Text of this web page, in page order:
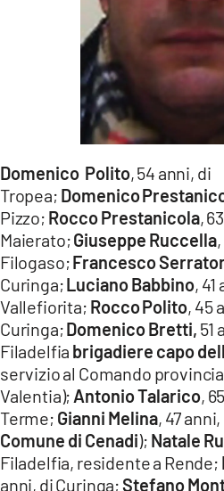
Domenico Polito, 54 anni, di
Tropea; Domenico
Pizzo; RoccoPrestanicola,
Maierato;Giuseppe Ruccella
Filogaso;Francesco
Curinga;Luciano Babbino,
Vallefiorita; RoccoPolito, 45
Curinga;DomenicoBretti, 51
Filadelfia brigadiere capo
servizio al Comando
Valentia); AntonioTalarico,
Terme; Gianni Melina, 47
Comune di Cenadi); Natale
Filadelfia, residente a Rende;
anni, di Curinga;Stefano